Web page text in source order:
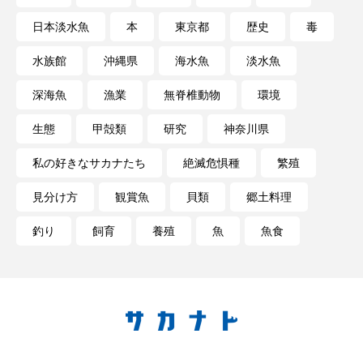
飼育 骨 高知県
魚食 鯛の鯛 鯨類 鰭脚類
鳥羽水族館 鴨川シーワールド
日本淡水魚 本 東京都 歴史 毒
水族館 沖縄県 海水魚 淡水魚
深海魚 漁業 無脊椎動物 環境
生態 甲殻類 研究 神奈川県
私の好きなサカナたち 絶滅危惧種 繁殖
見分け方 観賞魚 貝類 郷土料理
釣り 飼育 養殖 魚 魚食